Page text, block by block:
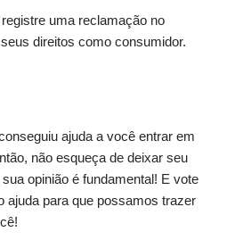
uma reclamação no
direitos como consumidor.
ajuda a você entrar em
não esqueça de deixar seu
opinião é fundamental! E vote
ajuda para que possamos trazer